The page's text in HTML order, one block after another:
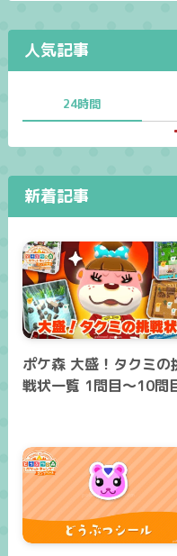
人気記事
24時間
新着記事
ポケ森 大盛！タクミの
戦状一覧 1問目～10問